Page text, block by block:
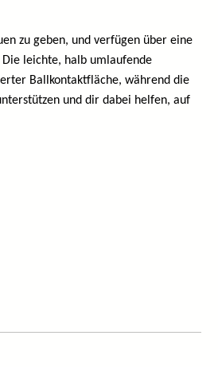
zu geben, und verfügen über eine
leichte, halb umlaufende
Ballkontaktfläche, während die
und dir dabei helfen, auf